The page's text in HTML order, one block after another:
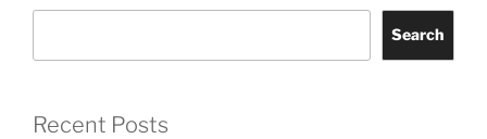
Search
Recent Posts